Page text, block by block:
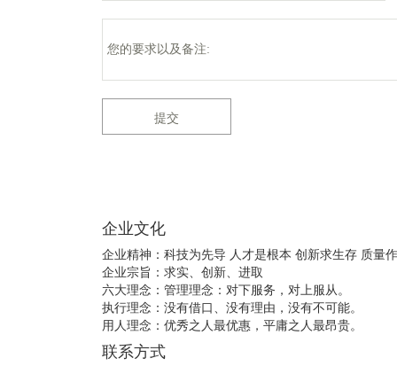
提交
企业文化
企业精神：科技为先导 人才是根本 创新求生存 质量
企业宗旨：求实、创新、进取
六大理念：管理理念：对下服务，对上服从。
执行理念：没有借口、没有理由，没有不可能。
用人理念：优秀之人最优惠，平庸之人最昂贵。
联系方式